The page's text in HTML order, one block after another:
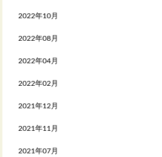
2022年10月
2022年08月
2022年04月
2022年02月
2021年12月
2021年11月
2021年07月